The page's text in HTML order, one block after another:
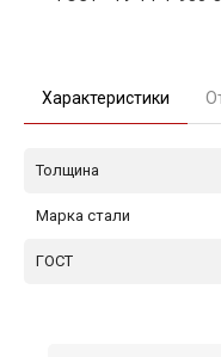
Характеристики
Толщина
Марка стали
ГОСТ